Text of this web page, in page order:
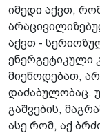
იმედი აქვთ,
აქვთ -
ენერგეტიკული
მიეწოდებათ,
დაძაბულობაც.
გაშვების,
ასე რომ, აქ